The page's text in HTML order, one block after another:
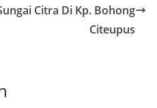
Citra Di Kp. Bohong
Citeupus